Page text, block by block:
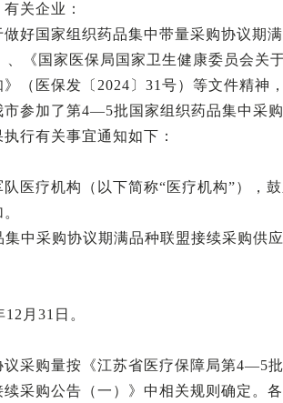
关企业：
好国家组织药品集中带量采购协议期
《国家医保局国家卫生健康委员会关
（医保发〔2024〕31号）等文件精神
参加了第4—5批国家组织药品集中采
行有关事宜通知如下：
医疗机构（以下简称“医疗机构”），
中采购协议期满品种联盟接续采购供
月31日。
议采购量按《江苏省医疗保障局第4—5
采购公告（一）》中相关规则确定。